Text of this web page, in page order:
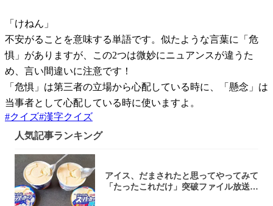
「けねん」
不安がることを意味する単語です。似たような言葉に「危
惧」がありますが、この2つは微妙にニュアンスが違うた
め、言い間違いに注意です！
「危惧」は第三者の立場から心配している時に、「懸念」は
当事者として心配している時に使いますよ。
#クイズ#漢字クイズ
人気記事ランキング
アイス、だまされたと思ってやってみて
「たったこれだけ」突破ファイル放送で